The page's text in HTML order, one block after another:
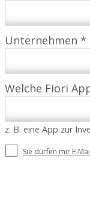
Unternehmen *
Welche Fiori
z. B. eine App zur
Sie dürfen mir E-